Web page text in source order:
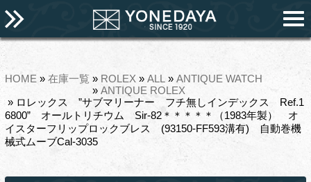
HOME » 在庫一覧 » ROLEX » ALL » ANTIQUE WATCH
» ANTIQUE ROLEX
» ロレックス ”サブマリーナー フチ無しインデックス Ref.1
6800” オールトリチウム Sir-82＊＊＊＊＊（1983年製） オ
イスターフリップロックブレス (93150‐FF593溝有) 自動巻機
械式ムーブCal-3035